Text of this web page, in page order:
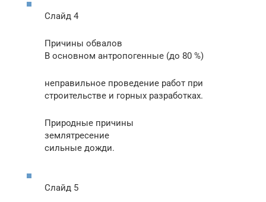
Слайд 4
Причины обвалов
В основном антропогенные (до 80 %)
неправильное проведение работ при
строительстве и горных разработках.
Природные причины
землятресение
сильные дожди.
Слайд 5